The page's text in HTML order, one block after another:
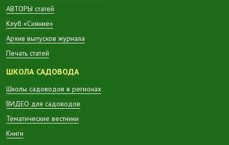
АВТОРЫ статей
Клуб «Сияние»
Архив выпусков журнала
Печать статей
ШКОЛА САДОВОДА
Школы садоводов в регионах
ВИДЕО для садоводов
Тематические вестники
Книги